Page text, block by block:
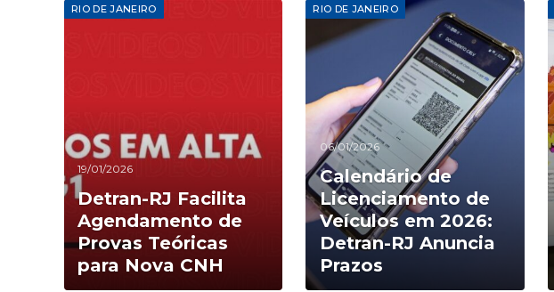
RIO DE JANEIRO
19/01/2026
Detran-RJ Facilita
Agendamento de
Provas Teóricas
para Nova CNH
RIO DE JANEIRO
06/01/2026
Calendário de
Licenciamento de
Veículos em 2026:
Detran-RJ Anuncia
Prazos